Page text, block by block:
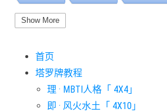
#圣杯六意思
#宝剑七意思
#宝剑五意思 #宝剑侍从意思
#宝剑十意思 #宝剑四意思 #宝剑国王意思
Show More
首页
塔罗牌教程
理 · MBTI人格「 4X4」
即 · 风火水土「 4X10」